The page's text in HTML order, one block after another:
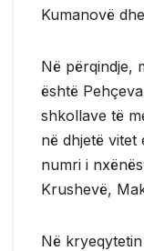
Kumanovë
Në përqindje,
është
shkollave të
në dhjetë vitet
numri i
Krushevë,
Në